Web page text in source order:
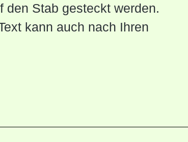
den Stab gesteckt werden.
kann auch nach Ihren